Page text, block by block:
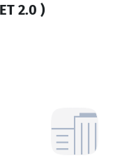
2.0 )